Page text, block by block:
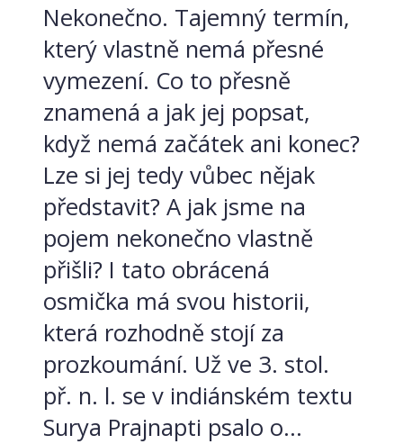
Nekonečno. Tajemný termín,
který vlastně nemá přesné
vymezení. Co to přesně
znamená a jak jej popsat,
když nemá začátek ani konec?
Lze si jej tedy vůbec nějak
představit? A jak jsme na
pojem nekonečno vlastně
přišli? I tato obrácená
osmička má svou historii,
která rozhodně stojí za
prozkoumání. Už ve 3. stol.
př. n. l. se v indiánském textu
Surya Prajnapti psalo o...